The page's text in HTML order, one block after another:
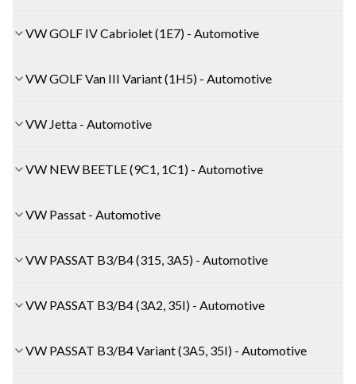
VW GOLF IV Cabriolet (1E7) - Automotive
VW GOLF Van III Variant (1H5) - Automotive
VW Jetta - Automotive
VW NEW BEETLE (9C1, 1C1) - Automotive
VW Passat - Automotive
VW PASSAT B3/B4 (315, 3A5) - Automotive
VW PASSAT B3/B4 (3A2, 35I) - Automotive
VW PASSAT B3/B4 Variant (3A5, 35I) - Automotive